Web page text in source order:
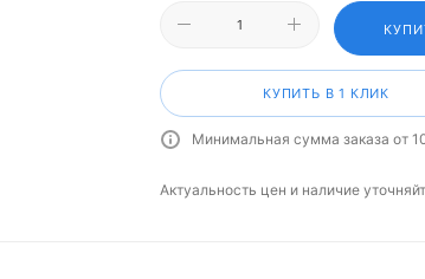
КУПИТЬ В 1 КЛИК
Минимальная сумма заказа от
Актуальность цен и наличие